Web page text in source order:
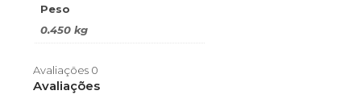
Peso
0.450 kg
Avaliações 0
Avaliações